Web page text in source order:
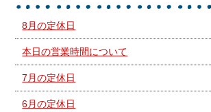
8月の定休日
本日の営業時間について
7月の定休日
6月の定休日